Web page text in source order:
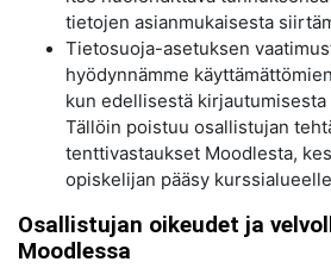
tietojen asianmukaisesta
Tietosuoja-asetuksen
hyödynnämme
kun edellisestä
Tällöin poistuu osallistujan
tenttivastaukset Moodlesta,
opiskelijan pääsy
Osallistujan oikeudet ja
Moodlessa